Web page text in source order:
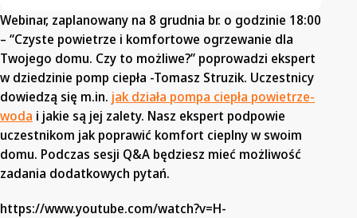
Webinar, zaplanowany na 8 grudnia br. o godzinie 18:00
– “Czyste powietrze i komfortowe ogrzewanie dla
Twojego domu. Czy to możliwe?” poprowadzi ekspert
w dziedzinie pomp ciepła -Tomasz Struzik. Uczestnicy
dowiedzą się m.in. jak działa pompa ciepła powietrze-
woda i jakie są jej zalety. Nasz ekspert podpowie
uczestnikom jak poprawić komfort cieplny w swoim
domu. Podczas sesji Q&A będziesz mieć możliwość
zadania dodatkowych pytań.
https://www.youtube.com/watch?v=H-